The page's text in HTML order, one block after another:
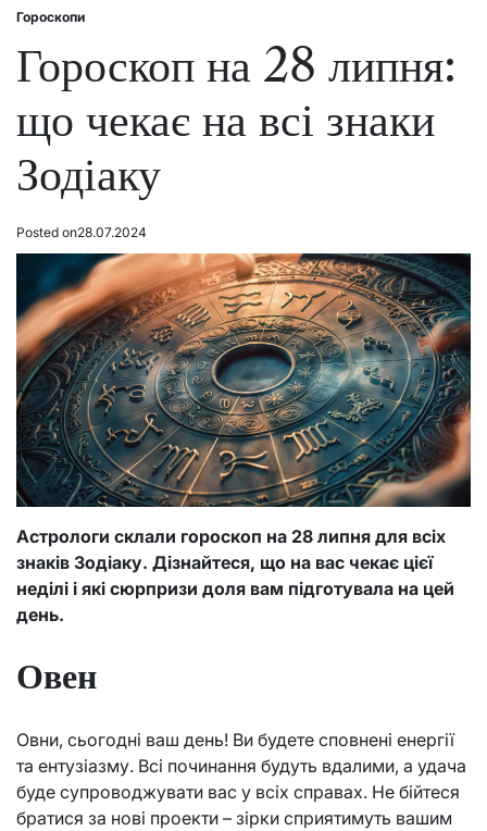
Posted
Гороскопи
Гороскоп на 28 липня:
що чекає на всі знаки
Зодіаку
Posted on28.07.2024
Астрологи склали гороскоп на 28 липня для всіх
знаків Зодіаку. Дізнайтеся, що на вас чекає цієї
неділі і які сюрпризи доля вам підготувала на цей
день.
Овен
Овни, сьогодні ваш день! Ви будете сповнені енергії
та ентузіазму. Всі починання будуть вдалими, а удача
буде супроводжувати вас у всіх справах. Не бійтеся
братися за нові проекти – зірки сприятимуть вашим